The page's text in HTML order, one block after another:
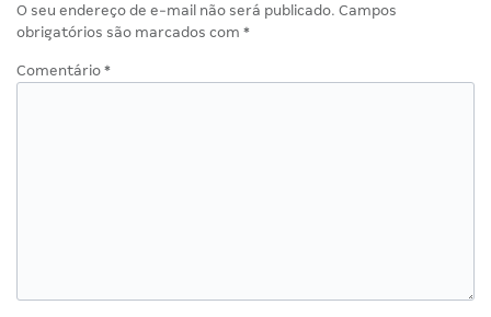
O seu endereço de e-mail não será publicado. Campos
obrigatórios são marcados com *
Comentário *